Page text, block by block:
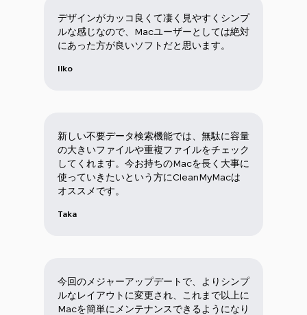
デザインがカッコ良くて凄く見やすくシンプ
ルな感じなので、Macユーザーとしては絶対
にあった方が良いソフトだと思います。
Ilko
新しい不要データ検索機能では、無駄に容量
の大きいファイルや重複ファイルをチェック
してくれます。今お持ちのMacを長く大事に
使っていきたいという方にCleanMyMacは
オススメです。
Taka
今回のメジャーアップデートで、よりシンプ
ルなレイアウトに変更され、これまで以上に
Macを簡単にメンテナンスできるようになり